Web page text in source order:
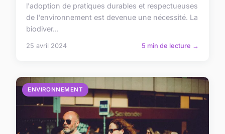
l'adoption de pratiques durables et respectueuses
de l'environnement est devenue une nécessité. La
biodiver...
25 avril 2024 5 min de lecture →
ENVIRONNEMENT